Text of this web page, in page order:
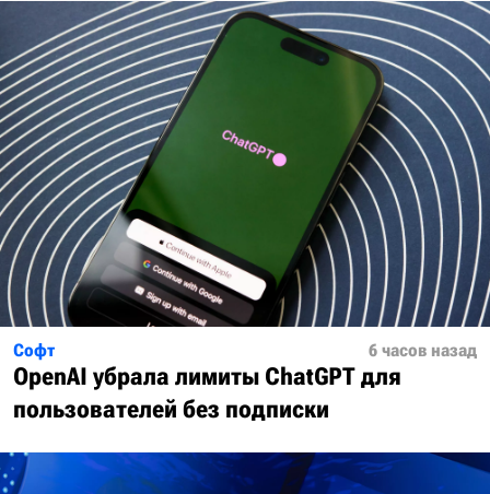
Софт 6 часов назад
OpenAI убрала лимиты ChatGPT для
пользователей без подписки